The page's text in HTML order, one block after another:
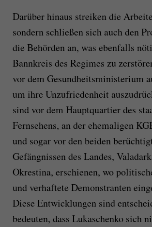
Darüber hinaus streiken die
sondern schließen sich auch den
die Behörden an, was ebenfalls
Bannkreis des Regimes zu
vor dem Gesundheitsministerium
um ihre Unzufriedenheit
sind vor dem Hauptquartier des
Fernsehens, an der ehemaligen
und sogar vor den beiden
Gefängnissen des Landes,
Okrestina, erschienen, wo
und verhaftete Demonstranten
Diese Entwicklungen sind
bedeuten, dass Lukaschenko sich